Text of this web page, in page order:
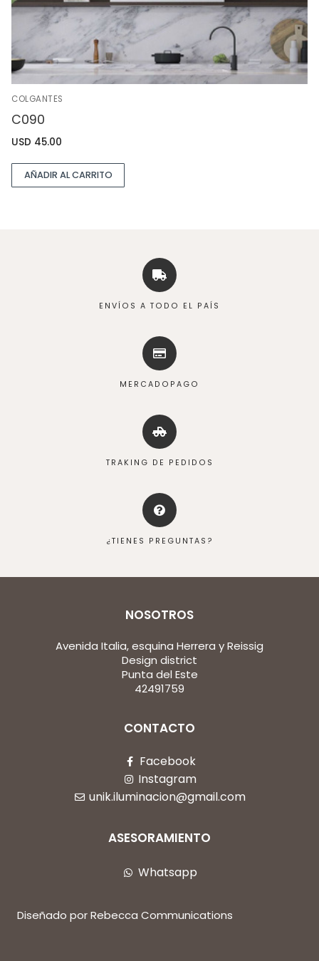
COLGANTES
C090
USD 45.00
AÑADIR AL CARRITO
ENVÍOS A TODO EL PAÍS
MERCADOPAGO
TRAKING DE PEDIDOS
¿TIENES PREGUNTAS?
NOSOTROS
Avenida Italia, esquina Herrera y Reissig
Design district
Punta del Este
42491759
CONTACTO
Facebook
Instagram
unik.iluminacion@gmail.com
ASESORAMIENTO
Whatsapp
Diseñado por Rebecca Communications